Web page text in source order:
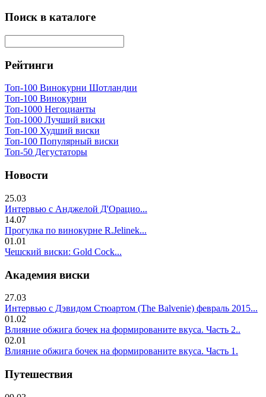
Поиск в каталоге
Рейтинги
Топ-100 Винокурни Шотландии
Топ-100 Винокурни
Топ-1000 Негоцианты
Топ-1000 Лучший виски
Топ-100 Худший виски
Топ-100 Популярный виски
Топ-50 Дегустаторы
Новости
25.03
Интервью с Анджелой Д'Орацио...
14.07
Прогулка по винокурне R.Jelinek...
01.01
Чешский виски: Gold Cock...
Академия виски
27.03
Интервью с Дэвидом Стюартом (The Balvenie) февраль 2015...
01.02
Влияние обжига бочек на формированите вкуса. Часть 2..
02.01
Влияние обжига бочек на формированите вкуса. Часть 1.
Путешествия